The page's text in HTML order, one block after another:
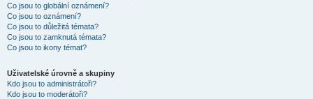
Co jsou to globální oznámení?
Co jsou to oznámení?
Co jsou to důležitá témata?
Co jsou to zamknutá témata?
Co jsou to ikony témat?
Uživatelské úrovně a skupiny
Kdo jsou to administrátoři?
Kdo jsou to moderátoři?